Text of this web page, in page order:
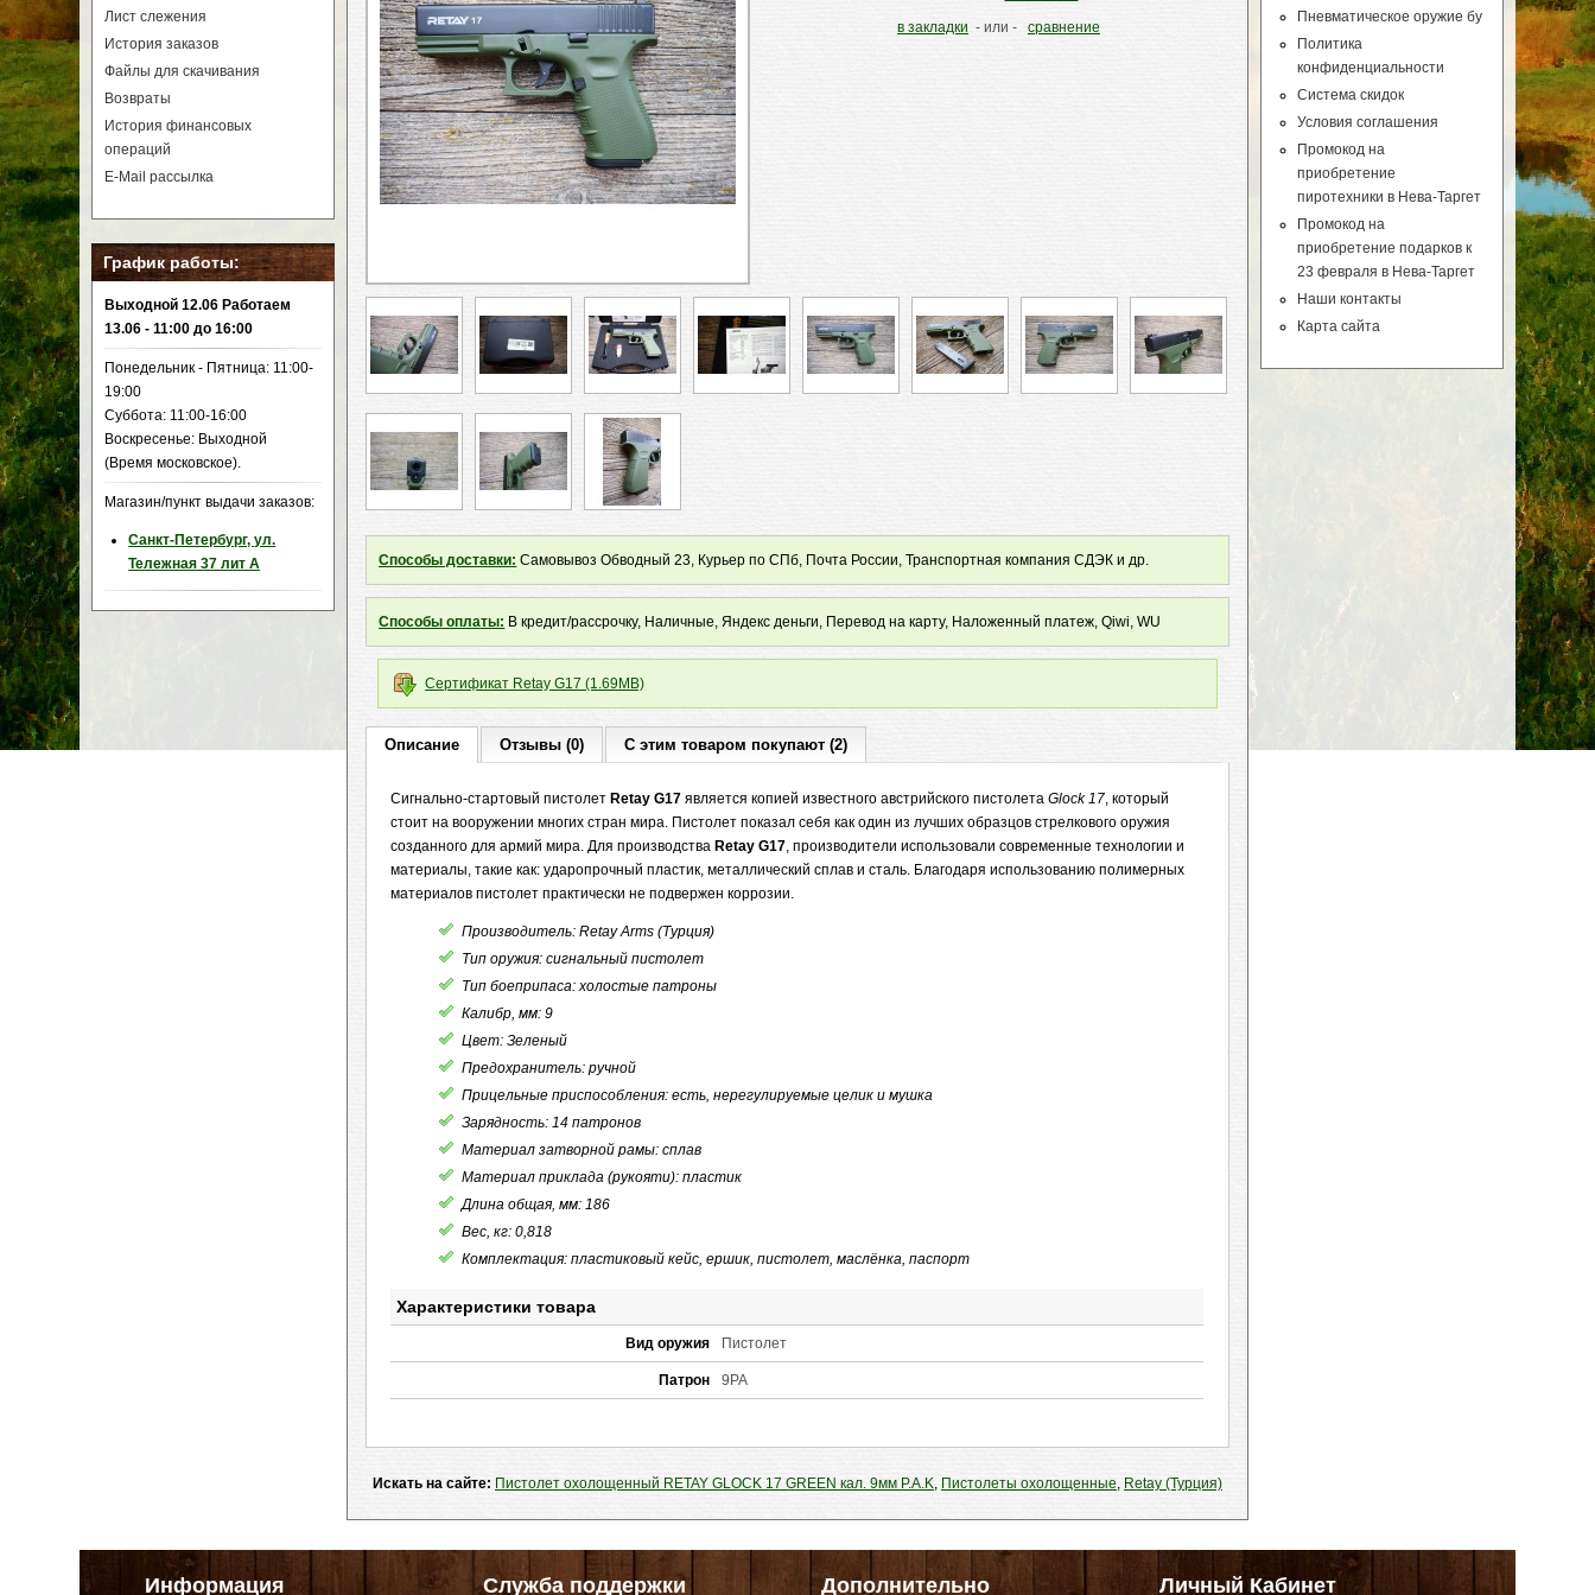
Лист слежения
История заказов
Файлы для скачивания
Возвраты
История финансовых
операций
E-Mail рассылка
График работы:
Выходной 12.06 Работаем
13.06 - 11:00 до 16:00
Понедельник - Пятница: 11:00-
19:00
Суббота: 11:00-16:00
Воскресенье: Выходной
(Время московское).
Магазин/пункт выдачи заказов:
Санкт-Петербург, ул.
Тележная 37 лит А
Пневматическое оружие бу
Политика
конфиденциальности
Система скидок
Условия соглашения
Промокод на
приобретение
пиротехники в Нева-Таргет
Промокод на
приобретение подарков к
23 февраля в Нева-Таргет
Наши контакты
Карта сайта
TEST
Пистолеты охолощенные»
TEST
Пистолет охолощенный RETAY GLOCK 17 GREEN кал. 9мм P.A.K
в закладки - или - сравнение
Способы доставки: Самовывоз Обводный 23, Курьер по СПб, Почта России, Транспортная компания СДЭК и др.
Способы оплаты: В кредит/рассрочку, Наличные, Яндекс деньги, Перевод на карту, Наложенный платеж, Qiwi, WU
Сертификат Retay G17 (1.69MB)
Описание Отзывы (0) С этим товаром покупают (2)
Сигнально-стартовый пистолет Retay G17 является копией известного австрийского пистолетаGlock 17, который
стоит на вооружении многих стран мира. Пистолет показал себя как один из лучших образцов стрелкового оружия
созданного для армий мира. Для производства Retay G17, производители использовали современные технологии и
материалы, такие как: ударопрочный пластик, металлический сплав и сталь. Благодаря использованию полимерных
материалов пистолет практически не подвержен коррозии.
Производитель: Retay Arms (Турция)
Тип оружия: сигнальный пистолет
Тип боеприпаса: холостые патроны
Калибр, мм: 9
Цвет: Зеленый
Предохранитель: ручной
Прицельные приспособления: есть, нерегулируемые целик и мушка
Зарядность: 14 патронов
Материал затворной рамы: сплав
Материал приклада (рукояти): пластик
Длина общая, мм: 186
Вес, кг: 0,818
Комплектация: пластиковый кейс, ершик, пистолет, маслёнка, паспорт
Характеристики товара
Вид оружия Пистолет
Патрон 9PA
Искать на сайте: Пистолет охолощенный RETAY GLOCK 17 GREEN кал. 9мм P.A.K, Пистолеты охолощенные, Retay (Турция)
Информация Служба поддержки Дополнительно Личный Кабинет